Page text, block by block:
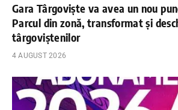
Gara Târgoviște va avea un nou
Parcul din zonă, transformat și
târgoviștenilor
4 AUGUST 2026